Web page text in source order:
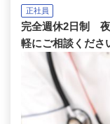
正社員
完全週休2日制 夜
軽にご相談くださ